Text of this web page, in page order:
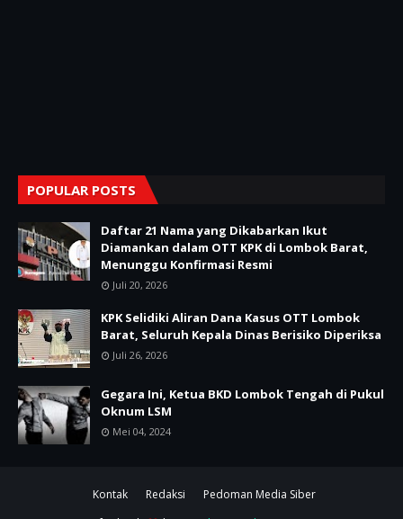
POPULAR POSTS
Daftar 21 Nama yang Dikabarkan Ikut
Diamankan dalam OTT KPK di Lombok Barat,
Menunggu Konfirmasi Resmi
Juli 20, 2026
KPK Selidiki Aliran Dana Kasus OTT Lombok
Barat, Seluruh Kepala Dinas Berisiko Diperiksa
Juli 26, 2026
Gegara Ini, Ketua BKD Lombok Tengah di Pukul
Oknum LSM
Mei 04, 2024
Kontak Redaksi
Pedoman Media Siber